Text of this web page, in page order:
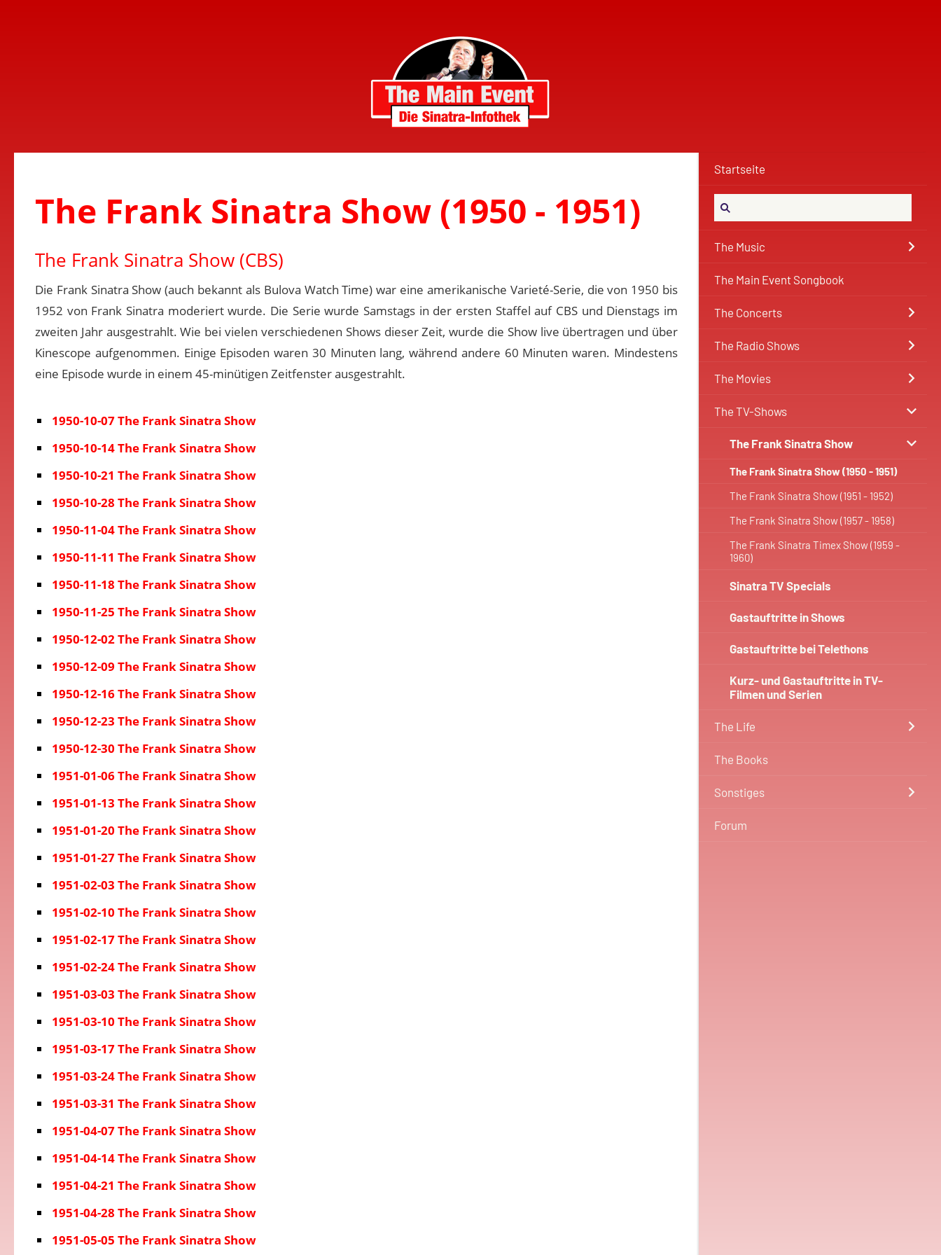
Startseite
The Music
The Main Event Songbook
The Concerts
The Radio Shows
The Movies
The TV-Shows
The Frank Sinatra Show
The Frank Sinatra Show (1950 - 1951)
The Frank Sinatra Show (1951 - 1952)
The Frank Sinatra Show (1957 - 1958)
The Frank Sinatra Timex Show (1959 -
1960)
Sinatra TV Specials
Gastauftritte in Shows
Gastauftritte bei Telethons
Kurz- und Gastauftritte in TV-
Filmen und Serien
The Life
The Books
Sonstiges
Forum
The Frank Sinatra Show (1950 - 1951)
The Frank Sinatra Show (CBS)
Die Frank Sinatra Show (auch bekannt als Bulova Watch Time) war eine amerikanische Varieté-Serie, die von 1950 bis
1952 von Frank Sinatra moderiert wurde. Die Serie wurde Samstags in der ersten Staffel auf CBS und Dienstags im
zweiten Jahr ausgestrahlt. Wie bei vielen verschiedenen Shows dieser Zeit, wurde die Show live übertragen und über
Kinescope aufgenommen. Einige Episoden waren 30 Minuten lang, während andere 60 Minuten waren. Mindestens
eine Episode wurde in einem 45-minütigen Zeitfenster ausgestrahlt.
1950-10-07 The Frank Sinatra Show
1950-10-14 The Frank Sinatra Show
1950-10-21 The Frank Sinatra Show
1950-10-28 The Frank Sinatra Show
1950-11-04 The Frank Sinatra Show
1950-11-11 The Frank Sinatra Show
1950-11-18 The Frank Sinatra Show
1950-11-25 The Frank Sinatra Show
1950-12-02 The Frank Sinatra Show
1950-12-09 The Frank Sinatra Show
1950-12-16 The Frank Sinatra Show
1950-12-23 The Frank Sinatra Show
1950-12-30 The Frank Sinatra Show
1951-01-06 The Frank Sinatra Show
1951-01-13 The Frank Sinatra Show
1951-01-20 The Frank Sinatra Show
1951-01-27 The Frank Sinatra Show
1951-02-03 The Frank Sinatra Show
1951-02-10 The Frank Sinatra Show
1951-02-17 The Frank Sinatra Show
1951-02-24 The Frank Sinatra Show
1951-03-03 The Frank Sinatra Show
1951-03-10 The Frank Sinatra Show
1951-03-17 The Frank Sinatra Show
1951-03-24 The Frank Sinatra Show
1951-03-31 The Frank Sinatra Show
1951-04-07 The Frank Sinatra Show
1951-04-14 The Frank Sinatra Show
1951-04-21 The Frank Sinatra Show
1951-04-28 The Frank Sinatra Show
1951-05-05 The Frank Sinatra Show